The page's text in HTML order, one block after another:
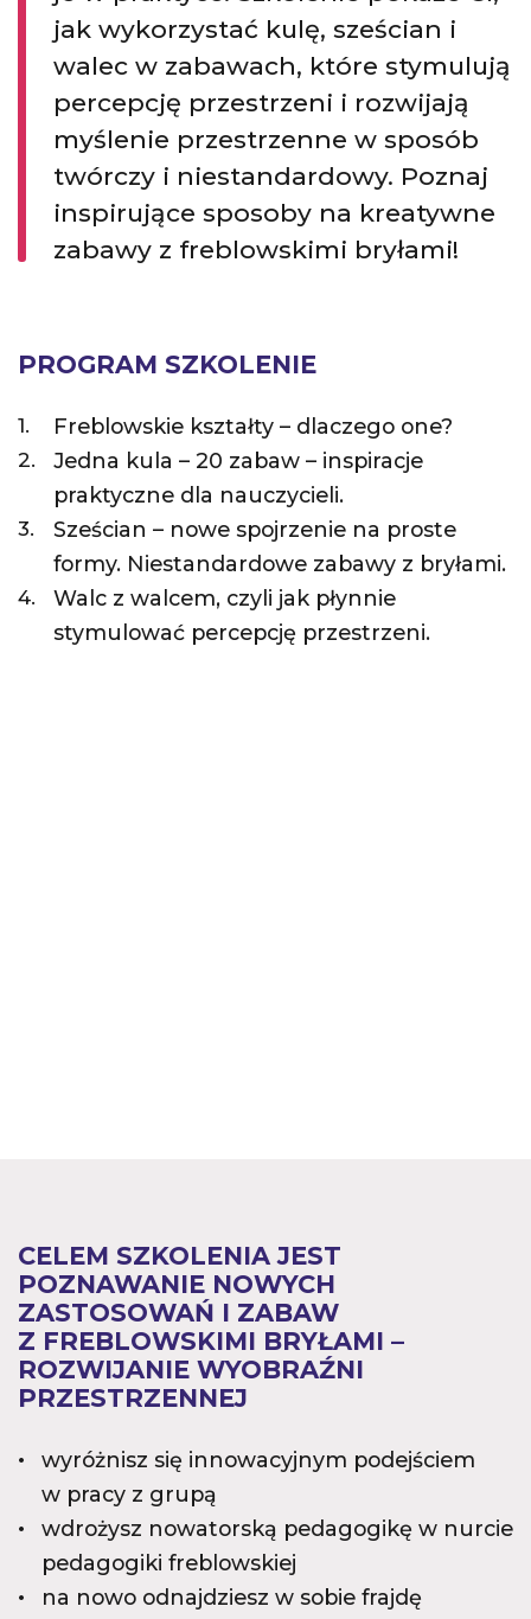
jak wykorzystać kulę, sześcian i
walec w zabawach, które stymulują
percepcję przestrzeni i rozwijają
myślenie przestrzenne w sposób
twórczy i niestandardowy. Poznaj
inspirujące sposoby na kreatywne
zabawy z freblowskimi bryłami!
PROGRAM SZKOLENIE
Freblowskie kształty – dlaczego one?
Jedna kula – 20 zabaw – inspiracje
praktyczne dla nauczycieli.
Sześcian – nowe spojrzenie na proste
formy. Niestandardowe zabawy z bryłami.
Walc z walcem, czyli jak płynnie
stymulować percepcję przestrzeni.
CELEM SZKOLENIA JEST
POZNAWANIE NOWYCH
ZASTOSOWAŃ I ZABAW
Z FREBLOWSKIMI BRYŁAMI –
ROZWIJANIE WYOBRAŹNI
PRZESTRZENNEJ
wyróżnisz się innowacyjnym podejściem
w pracy z grupą
wdrożysz nowatorską pedagogikę w nurcie
pedagogiki freblowskiej
na nowo odnajdziesz w sobie frajdę